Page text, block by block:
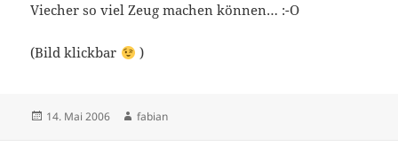
Viecher so viel Zeug machen können… :-O
(Bild klickbar )
Veröffentlicht
14. Mai 2006 Autor
fabian